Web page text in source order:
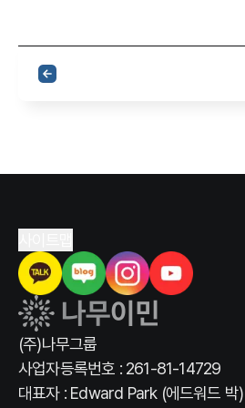
(주)나무그룹
사업자등록번호 : 261-81-14729
대표자 : Edward Park (에드워드 박)